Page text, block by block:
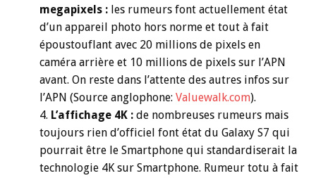
megapixels : les rumeurs font actuellement état
d’un appareil photo hors norme et tout à fait
époustouflant avec 20 millions de pixels en
caméra arrière et 10 millions de pixels sur l’APN
avant. On reste dans l’attente des autres infos sur
l’APN (Source anglophone: Valuewalk.com).
L’affichage 4K : de nombreuses rumeurs mais
toujours rien d’officiel font état du Galaxy S7 qui
pourrait être le Smartphone qui standardiserait la
technologie 4K sur Smartphone. Rumeur totu à fait